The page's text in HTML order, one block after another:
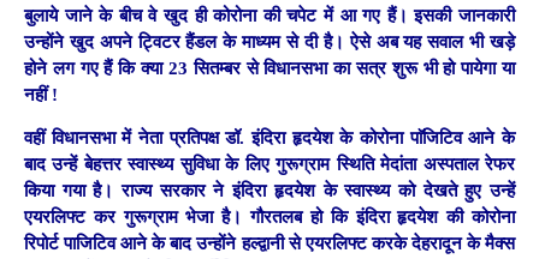
बुलाये जाने के बीच वे खुद ही कोरोना की चपेट में आ गए हैं। इसकी जानकारी
उन्होंने खुद अपने ट्विटर हैंडल के माध्यम से दी है। ऐसे अब यह सवाल भी खड़े
होने लग गए हैं कि क्या 23 सितम्बर से विधानसभा का सत्र शुरू भी हो पायेगा या
नहीं !
वहीं विधानसभा में नेता प्रतिपक्ष डॉ. इंदिरा हृदयेश के कोरोना पाॅजिटिव आने के
बाद उन्हें बेहत्तर स्वास्थ्य सुविधा के लिए गुरूग्राम स्थिति मेदांता अस्पताल रेफर
किया गया है। राज्य सरकार ने इंदिरा हृदयेश के स्वास्थ्य को देखते हुए उन्हें
एयरलिफ्ट कर गुरूग्राम भेजा है। गौरतलब हो कि इंदिरा हृदयेश की कोरोना
रिपोर्ट पाजिटिव आने के बाद उन्होंने हल्द्वानी से एयरलिफ्ट करके देहरादून के मैक्स